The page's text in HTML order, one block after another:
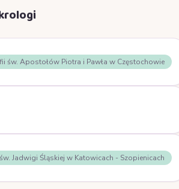
św. Apostołów Piotra i Pawła w Częstochowie
Jadwigi Śląskiej w Katowicach - Szopienicach